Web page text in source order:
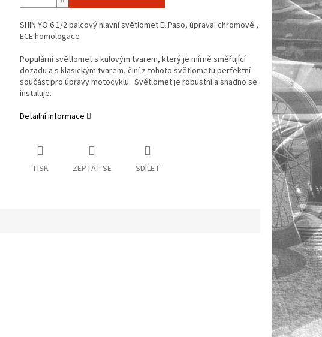
SHIN YO 6 1/2 palcový hlavní světlomet El Paso, úprava: chromové ,
ECE homologace
Populární světlomet s kulovým tvarem, který je mírně směřující
dozadu a s klasickým tvarem, činí z tohoto světlometu perfektní
součást pro úpravy motocyklu. Světlomet je robustní a snadno se
instaluje.
Detailní informace
TISK ZEPTAT SE SDÍLET